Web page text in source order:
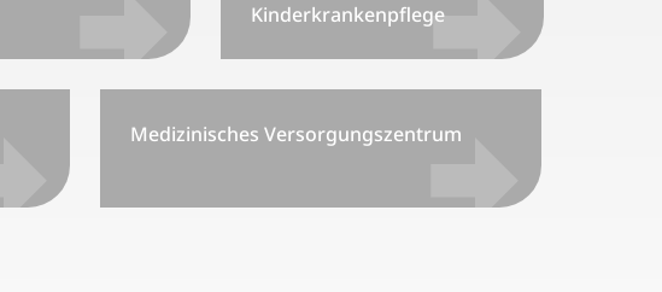
Kinderkrankenpflege
Medizinisches Versorgungszentrum